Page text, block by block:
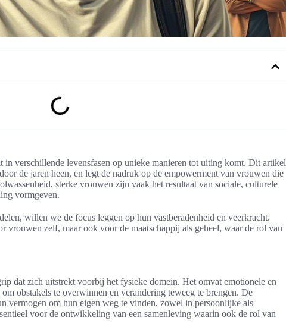
verschillende levensfasen op unieke manieren tot uiting komt. Dit artikel
de jaren heen, en legt de nadruk op de empowerment van vrouwen die
sterke vrouwen zijn vaak het resultaat van sociale, culturele
vormgeven.
willen we de focus leggen op hun vastberadenheid en veerkracht.
vrouwen zelf, maar ook voor de maatschappij als geheel, waar de rol van
dat zich uitstrekt voorbij het fysieke domein. Het omvat emotionele en
obstakels te overwinnen en verandering teweeg te brengen. De
vermogen om hun eigen weg te vinden, zowel in persoonlijke als
voor de ontwikkeling van een samenleving waarin ook de rol van